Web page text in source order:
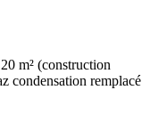
m² (construction
condensation remplacé